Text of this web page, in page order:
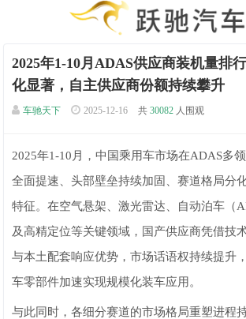
2025年1-10月ADAS供应商装机量排
化显著，自主供应商份额持续攀升
车驰天下 2025-12-16 共 30082 人围观
2025年1-10月，中国乘用车市场在ADAS多
全面提速、头部壁垒持续加固、赛道格局分
特征。在空气悬架、激光雷达、自动泊车（
及高精定位等关键领域，国产供应商凭借技
与本土配套响应优势，市场话语权持续提升
车零部件加速实现规模化装车应用。
与此同时，各细分赛道的市场格局重塑进程